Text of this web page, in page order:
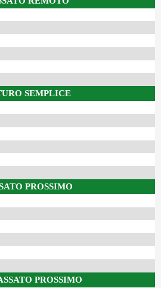
SEMPLICE
PROSSIMO
PROSSIMO